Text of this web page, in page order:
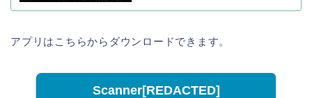
アプリはこちらからダウンロードできます。
Scanner[REDACTED]